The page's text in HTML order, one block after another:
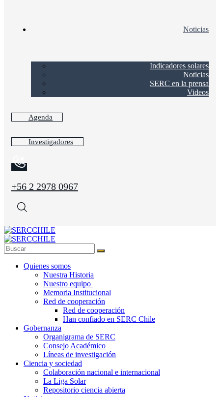
Noticias
Indicadores solares
Noticias
SERC en la prensa
Videos
Agenda
Investigadores
+56 2 2978 0967
Quienes somos
Nuestra Historia
Nuestro equipo
Memoria Institucional
Red de cooperación
Red de cooperación
Han confiado en SERC Chile
Gobernanza
Organigrama de SERC
Consejo Académico
Líneas de investigación
Ciencia y sociedad
Colaboración nacional e internacional
La Liga Solar
Repositorio ciencia abierta